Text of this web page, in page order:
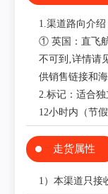
1.渠道路向介绍
① 英国：直飞
不可到‚详情请
供销售链接和
2.标记：适合独
12小时内（节假
走货属性
1）本渠道只接